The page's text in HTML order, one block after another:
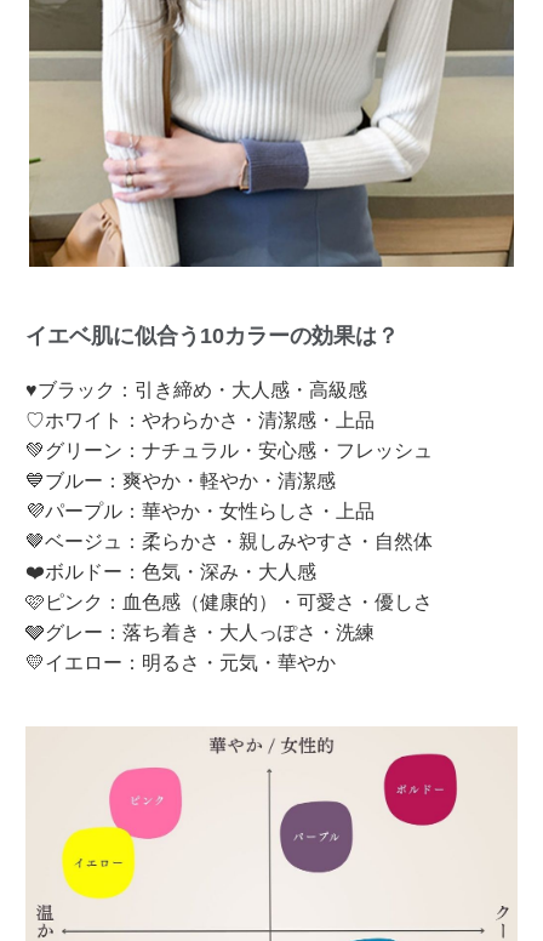
イエベ肌に似合う10カラーの効果は？
♥ブラック：引き締め・大人感・高級感
♡ホワイト：やわらかさ・清潔感・上品
💚グリーン：ナチュラル・安心感・フレッシュ
💙ブルー：爽やか・軽やか・清潔感
💜パープル：華やか・女性らしさ・上品
🤎ベージュ：柔らかさ・親しみやすさ・自然体
❤️ボルドー：色気・深み・大人感
🩷ピンク：血色感（健康的）・可愛さ・優しさ
🩶グレー：落ち着き・大人っぽさ・洗練
💛イエロー：明るさ・元気・華やか